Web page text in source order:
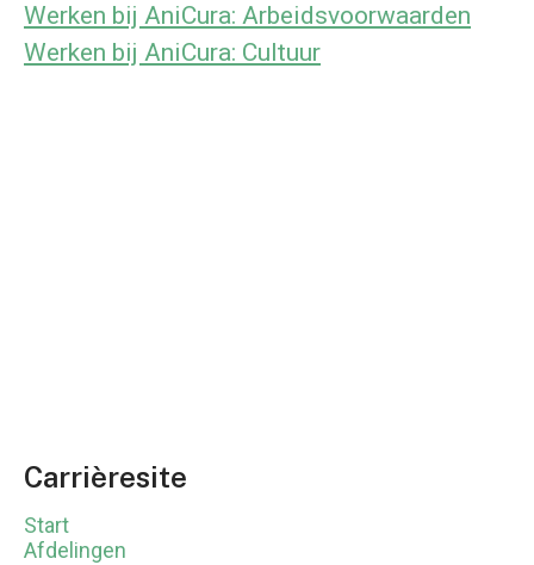
Werken bij AniCura: Arbeidsvoorwaarden
Werken bij AniCura: Cultuur
Carrièresite
Start
Afdelingen